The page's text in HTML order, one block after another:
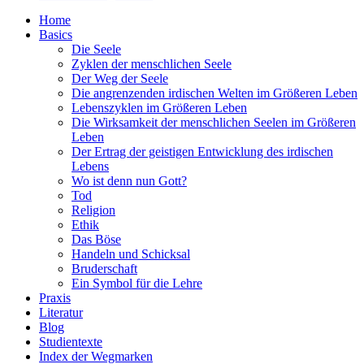
Home
Basics
Die Seele
Zyklen der menschlichen Seele
Der Weg der Seele
Die angrenzenden irdischen Welten im Größeren Leben
Lebenszyklen im Größeren Leben
Die Wirksamkeit der menschlichen Seelen im Größeren
Leben
Der Ertrag der geistigen Entwicklung des irdischen
Lebens
Wo ist denn nun Gott?
Tod
Religion
Ethik
Das Böse
Handeln und Schicksal
Bruderschaft
Ein Symbol für die Lehre
Praxis
Literatur
Blog
Studientexte
Index der Wegmarken